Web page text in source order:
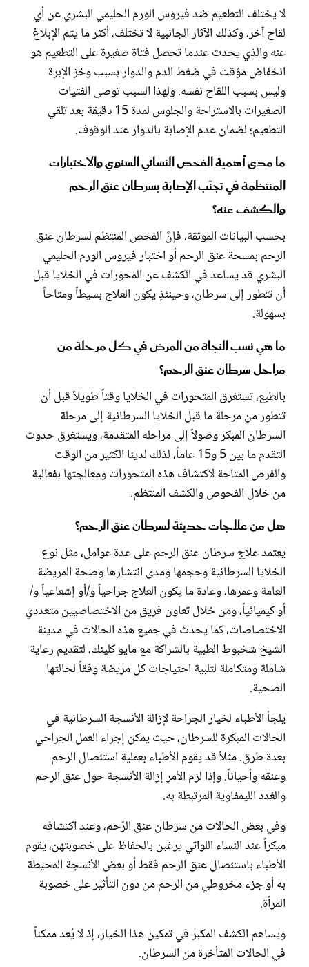
لا يختلف التطعيم ضد فيروس الورم الحليمي البشري عن أي
لقاح آخر، وكذلك الآثار الجانبية لا تختلف، أكثر ما يتم الإبلاغ
عنه والذي يحدث عندما تحصل فتاة صغيرة على التطعيم هو
انخفاض مؤقت في ضغط الدم والدوار بسبب وخز الإبرة
وليس بسبب اللقاح نفسه. ولهذا السبب توصى الفتيات
الصغيرات بالاستراحة والجلوس لمدة 15 دقيقة بعد تلقي
التطعيم؛ لضمان عدم الإصابة بالدوار عند الوقوف.
ما مدى أهمية الفحص النسائي السنوي والاختبارات
المنتظمة في تجنّب الإصابة بسرطان عنق الرحم
والكشف عنه؟
بحسب البيانات الموثقة، فإنَّ الفحص المنتظم لسرطان عنق
الرحم بمسحة عنق الرحم أو اختبار فيروس الورم الحليمي
البشري قد يساعد في الكشف عن المحورات في الخلايا قبل
أن تتطور إلى سرطان، وحينئذٍ يكون العلاج بسيطاً ومتاحاً
بسهولة.
ما هي نسب النجاة من المرض في كل مرحلة من
مراحل سرطان عنق الرحم؟
بالطبع، تستغرق المتحورات في الخلايا وقتاً طويلاً قبل أن
تتطور من مرحلة ما قبل الخلايا السرطانية إلى مرحلة
السرطان المبكر وصولاً إلى مراحله المتقدمة، ويستغرق حدوث
التقدم ما بين 5 و15 عاماً، لذلك لدينا الكثير من الوقت
والفرص المتاحة لاكتشاف هذه المتحورات ومعالجتها بفعالية
من خلال الفحوص والكشف المنتظم.
هل من علاجات حديثة لسرطان عنق الرحم؟
يعتمد علاج سرطان عنق الرحم على عدة عوامل، مثل نوع
الخلايا السرطانية وحجمها ومدى انتشارها وصحة المريضة
العامة وعمرها، وعادة ما يكون العلاج جراحياً و/أو إشعاعياً و/
أو كيميائياً، ومن خلال تعاون فريق من الاختصاصيين متعددي
الاختصاصات، كما يحدث في جميع هذه الحالات في مدينة
الشيخ شخبوط الطبية بالشراكة مع مايو كلينك، لتقديم رعاية
شاملة ومتكاملة لتلبية احتياجات كل مريضة وفقاً لحالتها
الصحية.
يلجأ الأطباء لخيار الجراحة لإزالة الأنسجة السرطانية في
الحالات المبكرة للسرطان، حيث يمكن إجراء العمل الجراحي
بعدة طرق. مثلاً قد يقوم الأطباء بعملية استئصال الرحم
وعنقه وأحياناً. وإذا لزم الأمر إزالة الأنسجة حول عنق الرحم
والغدد الليمفاوية المرتبطة به.
وفي بعض الحالات من سرطان عنق الرّحم، وعند اكتشافه
مبكراً عند النساء اللواتي يرغبن بالحفاظ على خصوبتهن، يقوم
الأطباء باستئصال عنق الرحم فقط أو بعض الأنسجة المحيطة
به أو جزء مخروطي من الرحم من دون التأثير على خصوبة
المرأة.
ويساهم الكشف المكبر في تمكين هذا الخيار، إذ لا يُعد ممكناً
في الحالات المتأخرة من السرطان.